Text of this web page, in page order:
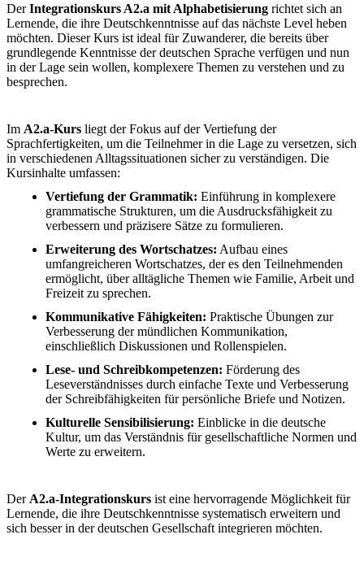
DerIntegrationskurs A2.a mit Alphabetisierung richtet sich an
Lernende, die ihre Deutschkenntnisse auf das nächste Level heben
möchten. Dieser Kurs ist ideal für Zuwanderer, die bereits über
grundlegende Kenntnisse der deutschen Sprache verfügen und nun
in der Lage sein wollen, komplexere Themen zu verstehen und zu
besprechen.
Im A2.a-Kurs liegt der Fokus auf der Vertiefung der
Sprachfertigkeiten, um die Teilnehmer in die Lage zu versetzen, sich
in verschiedenen Alltagssituationen sicher zu verständigen. Die
Kursinhalte umfassen:
Vertiefung der Grammatik: Einführung in komplexere
grammatische Strukturen, um die Ausdrucksfähigkeit zu
verbessern und präzisere Sätze zu formulieren.
Erweiterung des Wortschatzes: Aufbau eines
umfangreicheren Wortschatzes, der es den Teilnehmenden
ermöglicht, über alltägliche Themen wie Familie, Arbeit und
Freizeit zu sprechen.
Kommunikative Fähigkeiten: Praktische Übungen zur
Verbesserung der mündlichen Kommunikation,
einschließlich Diskussionen und Rollenspielen.
Lese- und Schreibkompetenzen: Förderung des
Leseverständnisses durch einfache Texte und Verbesserung
der Schreibfähigkeiten für persönliche Briefe und Notizen.
Kulturelle Sensibilisierung: Einblicke in die deutsche
Kultur, um das Verständnis für gesellschaftliche Normen und
Werte zu erweitern.
Der A2.a-Integrationskurs ist eine hervorragende Möglichkeit für
Lernende, die ihre Deutschkenntnisse systematisch erweitern und
sich besser in der deutschen Gesellschaft integrieren möchten.